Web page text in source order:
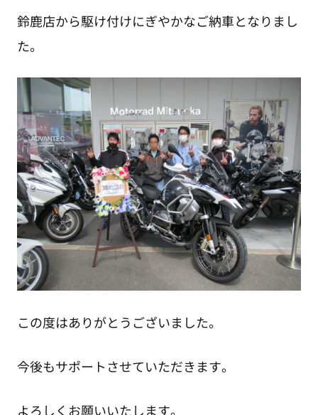
鈴鹿店から駆け付けにぎやかなご納車となりまし
た。
この度はありがとうございました。
今後もサポートさせていただきます。
よろしくお願いいたします。